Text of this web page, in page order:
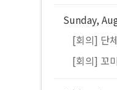
Sunday,
[회의] 단
[회의] 꼬